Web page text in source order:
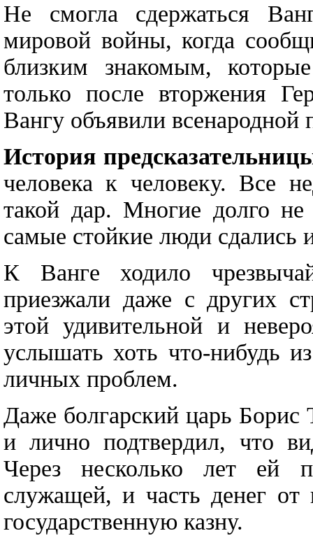
Не смогла сдержаться
мировой войны, когда
близким знакомым,
только после вторжения
Вангу объявили всенародной
История
человека к человеку. Все
такой дар. Многие долго
самые стойкие люди сдались
К Ванге ходило
приезжали даже с других
этой удивительной и
услышать хоть что-нибудь
личных проблем.
Даже болгарский царь Борис
и лично подтвердил, что
Через несколько лет ей
служащей, и часть денег от
государственную казну.